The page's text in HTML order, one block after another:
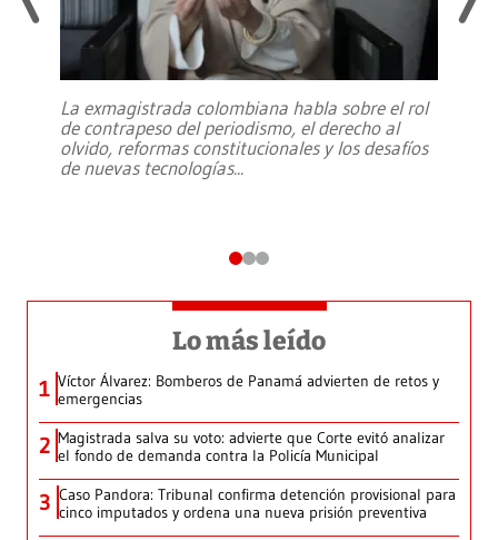
La exmagistrada colombiana habla sobre el rol
de contrapeso del periodismo, el derecho al
olvido, reformas constitucionales y los desafíos
de nuevas tecnologías...
Lo más leído
1 Víctor Álvarez: Bomberos de Panamá advierten de retos y
emergencias
2 Magistrada salva su voto: advierte que Corte evitó analizar
el fondo de demanda contra la Policía Municipal
3 Caso Pandora: Tribunal confirma detención provisional para
cinco imputados y ordena una nueva prisión preventiva